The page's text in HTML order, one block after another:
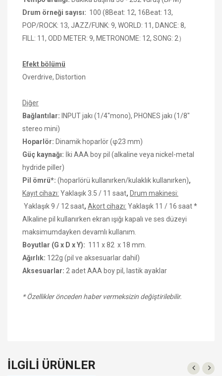
Drum örneği sayısı: 100 (8Beat: 12, 16Beat: 13,
POP/ROCK: 13, JAZZ/FUNK: 9, WORLD: 11, DANCE: 8,
FILL: 11, ODD METER: 9, METRONOME: 12, SONG: 2）
Efekt bölümü
Overdrive, Distortion
Diğer
Bağlantılar: INPUT jakı (1/4"mono), PHONES jakı (1/8"
stereo mini)
Hoparlör: Dinamik hoparlör (φ23 mm)
Güç kaynağı: İki AAA boy pil (alkaline veya nickel-metal
hydride piller)
Pil ömrü*: (hoparlörü kullanırken/kulaklık kullanırken),
Kayıt cihazı: Yaklaşık 3.5 / 11 saat, Drum makinesi:
Yaklaşık 9 / 12 saat, Akort cihazı: Yaklaşık 11 / 16 saat *
Alkaline pil kullanırken ekran ışığı kapalı ve ses düzeyi
maksimumdayken devamlı kullanım.
Boyutlar (G x D x Y): 111 x 82 x 18 mm.
Ağırlık: 122g (pil ve aksesuarlar dahil)
Aksesuarlar: 2 adet AAA boy pil, lastik ayaklar
*Özellikler önceden haber vermeksizin değiştirilebilir.
İLGILI ÜRÜNLER